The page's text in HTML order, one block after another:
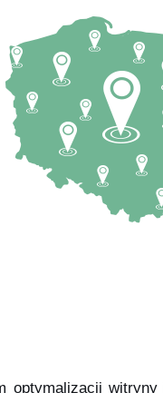
optymalizacji witryny